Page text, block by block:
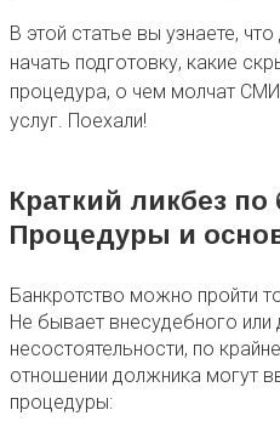
В этой статье вы узнаете,
начать подготовку, какие
процедура, о чем молчат
услуг. Поехали!
Краткий ликбез по
Процедуры и
Банкротство можно пройти
Не бывает внесудебного или
несостоятельности, по
отношении должника могут
процедуры: